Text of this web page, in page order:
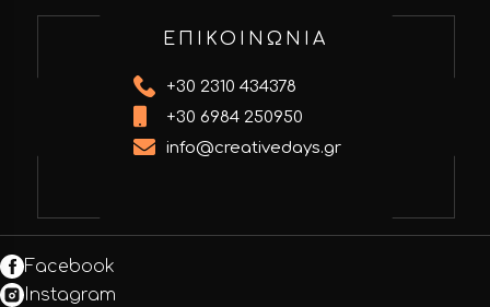
ΕΠΙΚΟΙΝΩΝΙΑ
+30 2310 434378
+30 6984 250950
info@creativedays.gr
Facebook
Instagram